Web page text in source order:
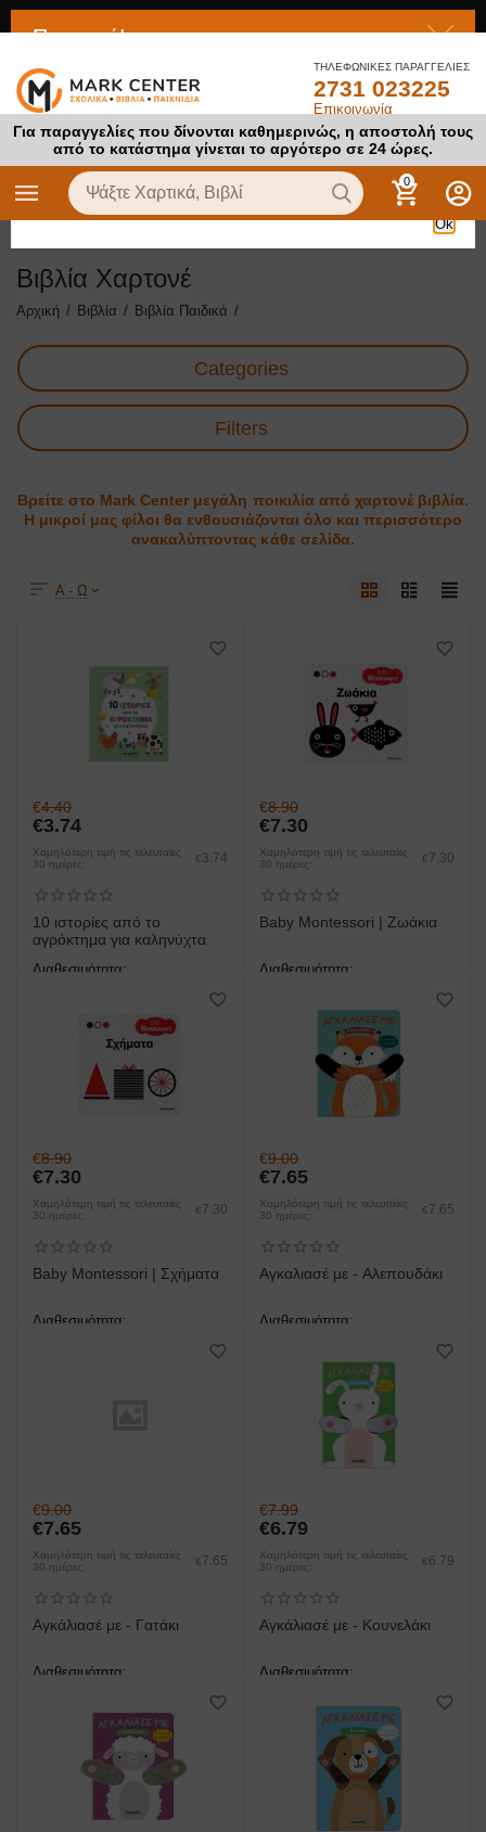
ΤΗΛΕΦΩΝΙΚΕΣ ΠΑΡΑΓΓΕΛΙΕΣ
2731 023225
Επικοινωνία
Για παραγγελίες που δίνονται καθημερινώς, η αποστολή τους
από το κατάστημα γίνεται το αργότερο σε 24 ώρες.
0
Βιβλία Χαρτονέ
Αρχική / Βιβλία / Βιβλία Παιδικά /
Categories
Filters
Βρείτε στο Mark Center μεγάλη ποικιλία από χαρτονέ βιβλία.
Η μικροί μας φίλοι θα ενθουσιάζονται όλο και περισσότερο
ανακαλύπτοντας κάθε σελίδα.
Α - Ω
€4.40
€3.74
Χαμηλότερη τιμή τις τελευταίες
30 ημέρες:
€ 3.74
10 ιστορίες από το
αγρόκτημα για καληνύχτα
Διαθεσιμότητα:
€8.90
€7.30
Χαμηλότερη τιμή τις τελευταίες
30 ημέρες:
€ 7.30
Baby Montessori | Ζωάκια
Διαθεσιμότητα:
€8.90
€7.30
Χαμηλότερη τιμή τις τελευταίες
30 ημέρες:
€ 7.30
Baby Montessori | Σχήματα
Διαθεσιμότητα:
€9.00
€7.65
Χαμηλότερη τιμή τις τελευταίες
30 ημέρες:
€ 7.65
Αγκαλιασέ με - Αλεπουδάκι
Διαθεσιμότητα:
€9.00
€7.65
Χαμηλότερη τιμή τις τελευταίες
30 ημέρες:
€ 7.65
Αγκάλιασέ με - Γατάκι
Διαθεσιμότητα:
€7.99
€6.79
Χαμηλότερη τιμή τις τελευταίες
30 ημέρες:
€ 6.79
Αγκάλιασέ με - Κουνελάκι
Διαθεσιμότητα:
Προσοχή!
Το προϊόν στο οποίο προσπαθείτε να αποκτήσετε πρόσβαση
είναι απενεργοποιημένο
Ok